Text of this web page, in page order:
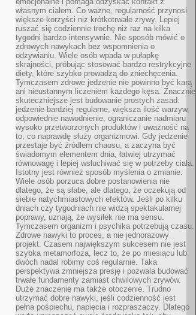
własnym ciałem. Co ważne, regularność przynosi
większe korzyści niż krótkotrwałe zrywy. Lepiej
ruszać się codziennie trochę niż raz na kilka
tygodni bardzo intensywnie. Nie sposób mówić o
zdrowych nawykach bez wspomnienia o
odżywianiu. Wiele osób wpada w pułapkę
skrajności, próbując stosować bardzo restrykcyjne
diety, które szybko prowadzą do zniechęcenia.
Tymczasem zdrowe jedzenie nie powinno być karą
ani nieustannym liczeniem każdego kęsa. Znacznie
skuteczniejsze jest budowanie prostych zasad:
jedzenie bardziej regularne, większa ilość warzyw,
odpowiednie nawodnienie, ograniczanie nadmiaru
wysoko przetworzonych produktów i uważność na
to, co naprawdę służy organizmowi. Gdy jedzenie
przestaje być źródłem chaosu, a zaczyna być
świadomym elementem dnia, łatwiej utrzymać
równowagę i lepiej wsłuchiwać się w potrzeby ciała.
Istotny jest również sposób myślenia o zmianie.
Wiele osób porzuca dobre postanowienia nie
dlatego, że są słabe, ale dlatego, że oczekują od
siebie natychmiastowych efektów. Jeśli po kilku
dniach czy tygodniach nie widzą spektakularnej
poprawy, uznają, że wysiłek nie ma sensu.
Tymczasem organizm i psychika potrzebują czasu.
Zdrowe nawyki to proces, a nie jednorazowy
projekt. Czasem największym sukcesem nie jest
szybka metamorfoza, lecz to, że po miesiącu lub
dwóch nadal robimy coś regularnie. Taka
perspektywa zmniejsza presję i pozwala budować
trwałe fundamenty zamiast chwilowych zrywów.
Duże znaczenie ma także otoczenie. Trudno
utrzymać dobre nawyki, jeśli codzienność jest
pełna pośpiechu, napięcia i rozpraszaczy. Dlatego